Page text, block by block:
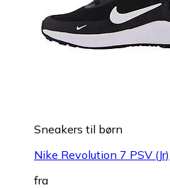
Sneakers til børn
Nike Revolution 7 PSV (Jr)
fra